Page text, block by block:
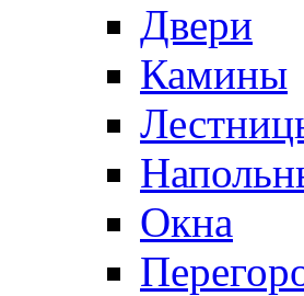
Двери
Камины
Окна